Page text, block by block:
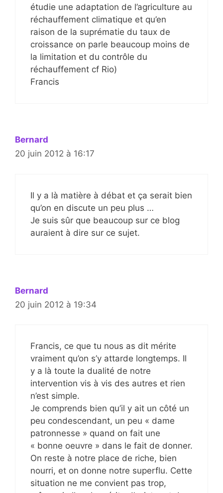
étudie une adaptation de l’agriculture au
réchauffement climatique et qu’en
raison de la suprématie du taux de
croissance on parle beaucoup moins de
la limitation et du contrôle du
réchauffement cf Rio)
Francis
Bernard
20 juin 2012 à 16:17
Il y a là matière à débat et ça serait bien
qu’on en discute un peu plus …
Je suis sûr que beaucoup sur ce blog
auraient à dire sur ce sujet.
Bernard
20 juin 2012 à 19:34
Francis, ce que tu nous as dit mérite
vraiment qu’on s’y attarde longtemps. Il
y a là toute la dualité de notre
intervention vis à vis des autres et rien
n’est simple.
Je comprends bien qu’il y ait un côté un
peu condescendant, un peu « dame
patronnesse » quand on fait une
« bonne oeuvre » dans le fait de donner.
On reste à notre place de riche, bien
nourri, et on donne notre superflu. Cette
situation ne me convient pas trop,